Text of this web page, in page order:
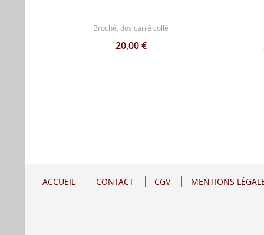
Broché, dos carré collé
20,00 €
ACCUEIL CONTACT CGV MENTIONS